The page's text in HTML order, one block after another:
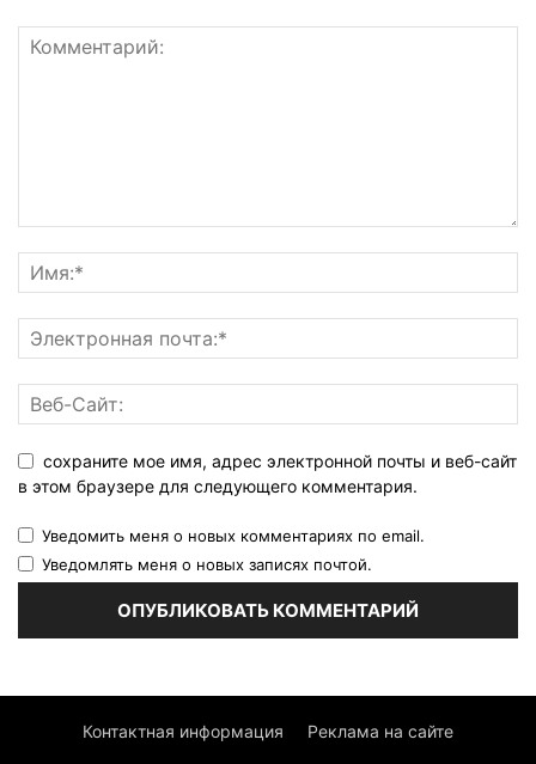
сохраните мое имя, адрес электронной почты и веб-сайт
в этом браузере для следующего комментария.
Уведомить меня о новых комментариях по email.
Уведомлять меня о новых записях почтой.
Контактная информация Реклама на сайте